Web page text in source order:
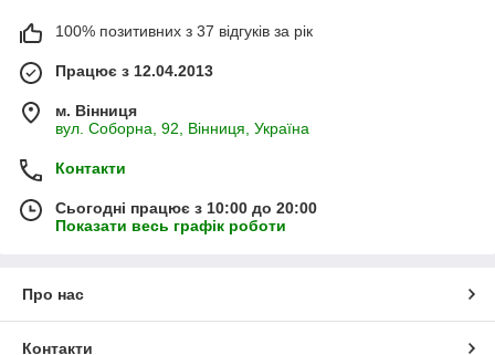
100% позитивних з 37 відгуків за рік
Працює з 12.04.2013
м. Вінниця
вул. Соборна, 92, Вінниця, Україна
Контакти
Сьогодні працює з 10:00 до 20:00
Показати весь графік роботи
Про нас
Контакти